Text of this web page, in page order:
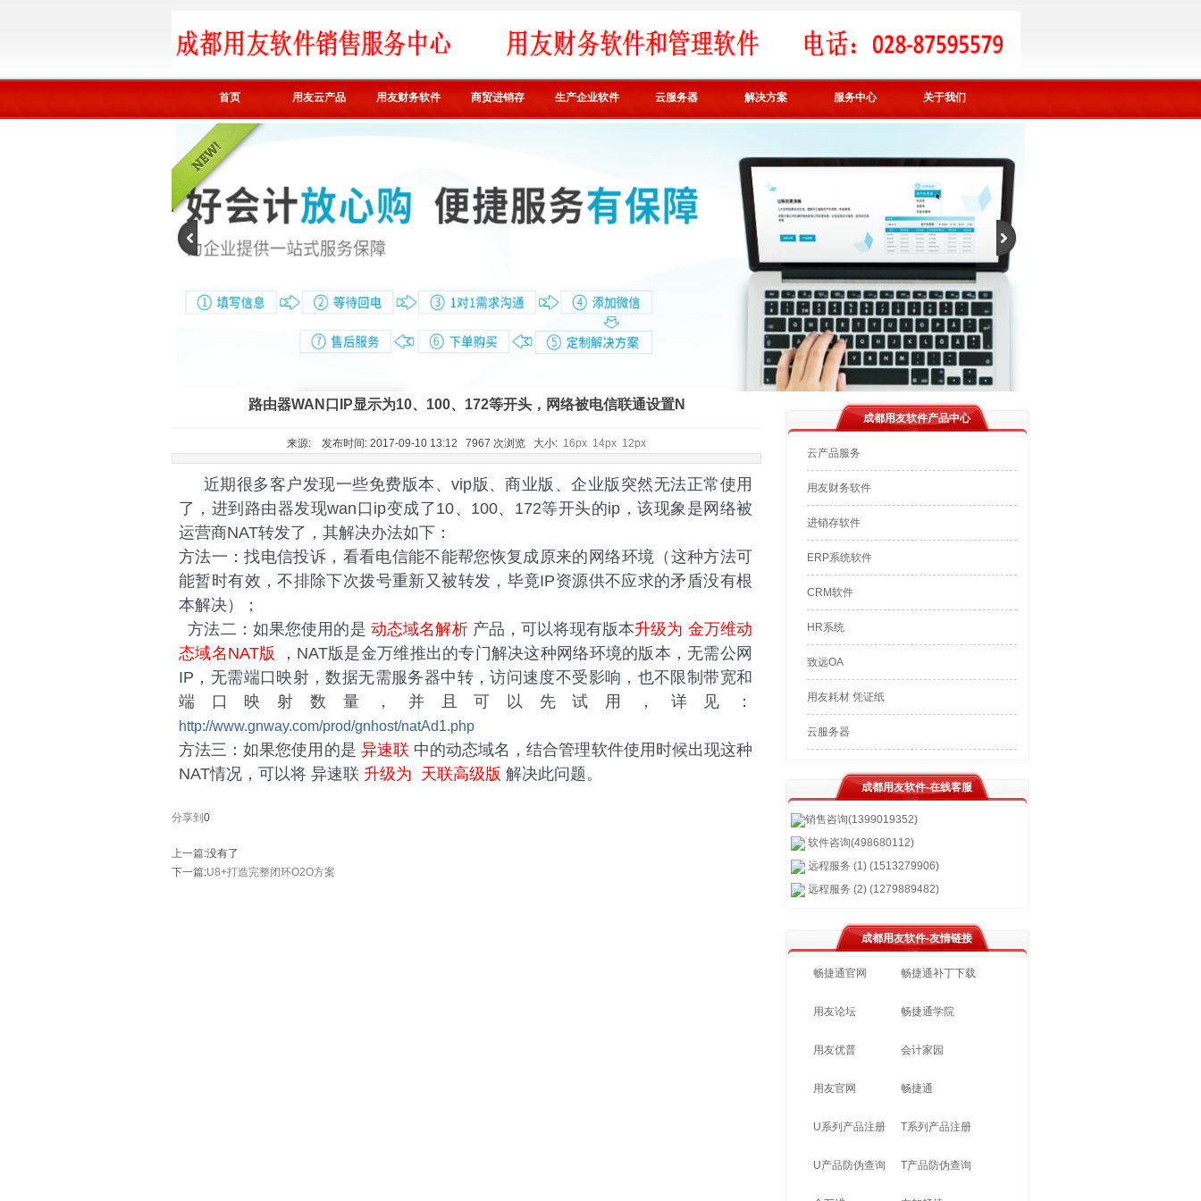
首页 用友云产品 用友财务软件 商贸进销存 生产企业软件 云服务器 解决方案 服务中心 关于我们
路由器WAN口IP显示为10、100、172等开头，网络被电信联通设置N
来源: 发布时间: 2017-09-10 13:12 7967 次浏览 大小: 16px 14px 12px
近期很多客户发现一些免费版本、vip版、商业版、企业版突然无法正常使用
了，进到路由器发现wan口ip变成了10、100、172等开头的ip，该现象是网络被
运营商NAT转发了，其解决办法如下：
方法一：找电信投诉，看看电信能不能帮您恢复成原来的网络环境（这种方法可
能暂时有效，不排除下次拨号重新又被转发，毕竟IP资源供不应求的矛盾没有根
本解决）；
方法二：如果您使用的是 动态域名解析 产品，可以将现有版本升级为 金万维动
态域名NAT版
，NAT版是金万维推出的专门解决这种网络环境的版本，无需公网
IP，无需端口映射，数据无需服务器中转，访问速度不受影响，也不限制带宽和
端口映射数量，并且可以先试用，详见：
http://www.gnway.com/prod/gnhost/natAd1.php
方法三：如果您使用的是 异速联 中的动态域名，结合管理软件使用时候出现这种
NAT情况，可以将 异速联 升级为 天联高级版 解决此问题。
分享到 0
上一篇:没有了
下一篇:U8+打造完整闭环O2O方案
成都用友软件产品中心
云产品服务
用友财务软件
进销存软件
ERP系统软件
CRM软件
HR系统
致远OA
用友耗材 凭证纸
云服务器
成都用友软件-在线客服
销售咨询(1399019352)
软件咨询(498680112)
远程服务 (1) (1513279906)
远程服务 (2) (1279889482)
成都用友软件-友情链接
畅捷通官网 畅捷通补丁下载
用友论坛 畅捷通学院
用友优普 会计家园
用友官网 畅捷通
U系列产品注册 T系列产品注册
U产品防伪查询 T产品防伪查询